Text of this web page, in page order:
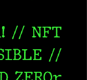
// NFT
//